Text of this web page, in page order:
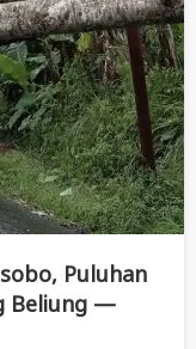
Puluhan
Beliung —